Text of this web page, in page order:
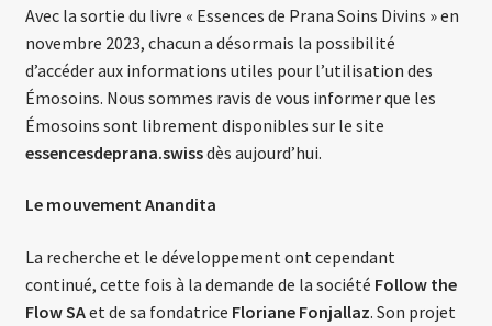
Avec la sortie du livre « Essences de Prana Soins Divins » en
novembre 2023, chacun a désormais la possibilité
d’accéder aux informations utiles pour l’utilisation des
Émosoins. Nous sommes ravis de vous informer que les
Émosoins sont librement disponibles sur le site
essencesdeprana.swissdès aujourd’hui.
Le mouvement Anandita
La recherche et le développement ont cependant
continué, cette fois à la demande de la société Follow the
Flow SAet de sa fondatrice Floriane Fonjallaz. Son projet